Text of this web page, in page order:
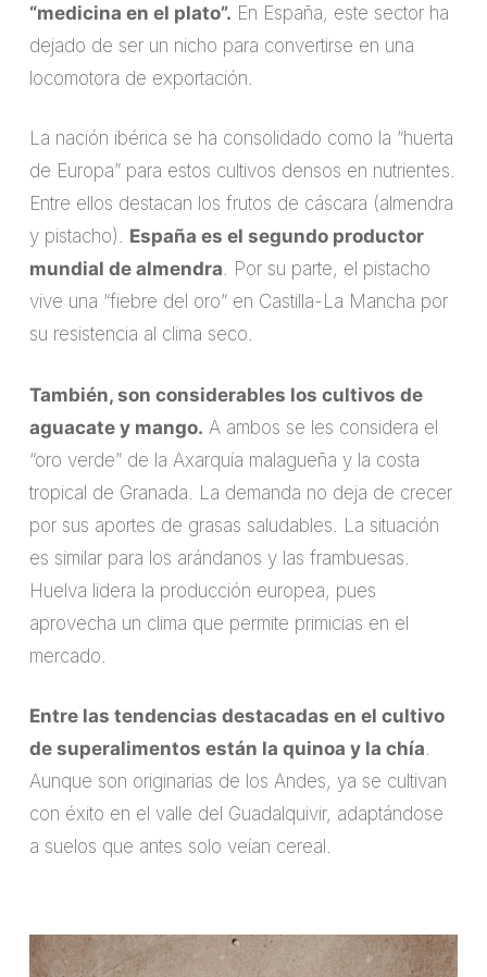
“medicina en el plato”. En España, este sector ha
dejado de ser un nicho para convertirse en una
locomotora de exportación.
La nación ibérica se ha consolidado como la “huerta
de Europa” para estos cultivos densos en nutrientes.
Entre ellos destacan los frutos de cáscara (almendra
y pistacho). España es el segundo productor
mundial de almendra. Por su parte, el pistacho
vive una “fiebre del oro” en Castilla-La Mancha por
su resistencia al clima seco.
También, son considerables los cultivos de
aguacate y mango. A ambos se les considera el
“oro verde” de la Axarquía malagueña y la costa
tropical de Granada. La demanda no deja de crecer
por sus aportes de grasas saludables. La situación
es similar para los arándanos y las frambuesas.
Huelva lidera la producción europea, pues
aprovecha un clima que permite primicias en el
mercado.
Entre las tendencias destacadas en el cultivo
de superalimentos están la quinoa y la chía.
Aunque son originarias de los Andes, ya se cultivan
con éxito en el valle del Guadalquivir, adaptándose
a suelos que antes solo veían cereal.